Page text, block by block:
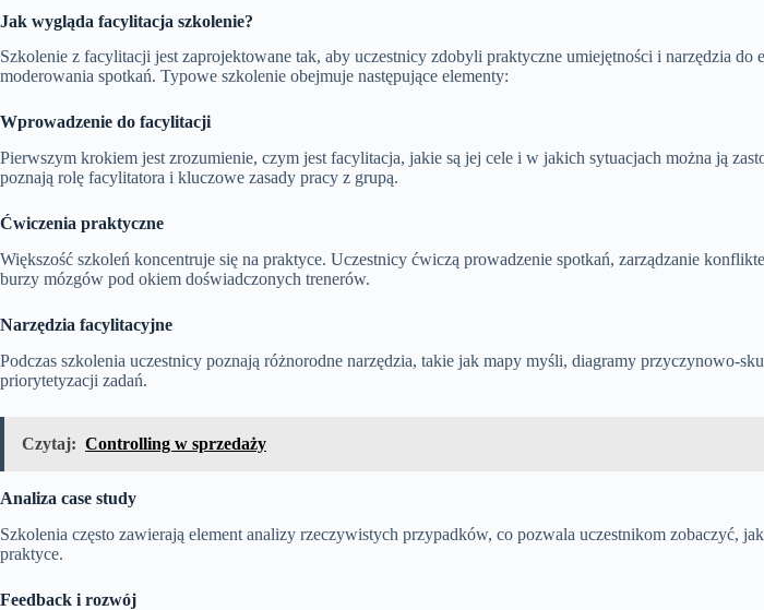
Jak wygląda facylitacja szkolenie?
Szkolenie z facylitacji jest zaprojektowane tak, aby uczestnicy zdobyli praktyczne umiejętności i narzędzia do
moderowania spotkań. Typowe szkolenie obejmuje następujące elementy:
Wprowadzenie do facylitacji
Pierwszym krokiem jest zrozumienie, czym jest facylitacja, jakie są jej cele i w jakich sytuacjach można ją
poznają rolę facylitatora i kluczowe zasady pracy z grupą.
Ćwiczenia praktyczne
Większość szkoleń koncentruje się na praktyce. Uczestnicy ćwiczą prowadzenie spotkań, zarządzanie
burzy mózgów pod okiem doświadczonych trenerów.
Narzędzia facylitacyjne
Podczas szkolenia uczestnicy poznają różnorodne narzędzia, takie jak mapy myśli, diagramy przyczynowo-
priorytetyzacji zadań.
Czytaj: Controlling w sprzedaży
Analiza case study
Szkolenia często zawierają element analizy rzeczywistych przypadków, co pozwala uczestnikom zobaczyć,
praktyce.
Feedback i rozwój